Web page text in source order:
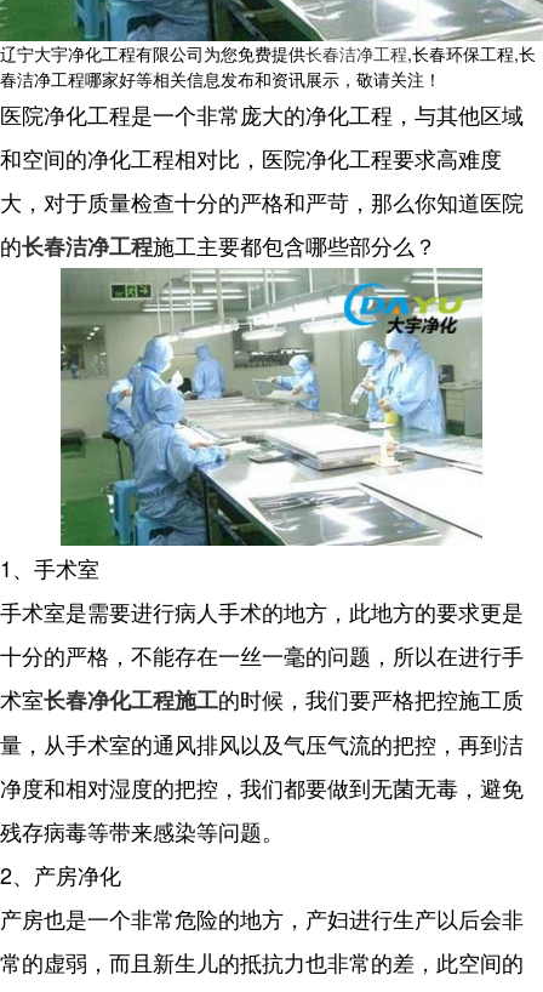
辽宁大宇净化工程有限公司为您免费提供长春洁净工程,长春环保工程,长
春洁净工程哪家好等相关信息发布和资讯展示，敬请关注！
医院净化工程是一个非常庞大的净化工程，与其他区域
和空间的净化工程相对比，医院净化工程要求高难度
大，对于质量检查十分的严格和严苛，那么你知道医院
的长春洁净工程施工主要都包含哪些部分么？
1、手术室
手术室是需要进行病人手术的地方，此地方的要求更是
十分的严格，不能存在一丝一毫的问题，所以在进行手
术室长春净化工程施工的时候，我们要严格把控施工质
量，从手术室的通风排风以及气压气流的把控，再到洁
净度和相对湿度的把控，我们都要做到无菌无毒，避免
残存病毒等带来感染等问题。
2、产房净化
产房也是一个非常危险的地方，产妇进行生产以后会非
常的虚弱，而且新生儿的抵抗力也非常的差，此空间的